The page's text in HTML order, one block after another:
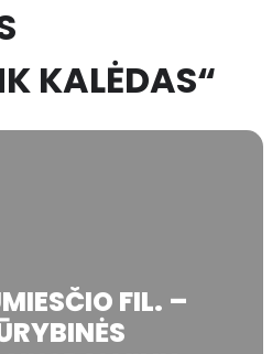
KALĖDAS“
FIL. –